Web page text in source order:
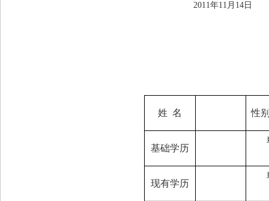
2011年11月14日
姓 名 性
基础学历
现有学历